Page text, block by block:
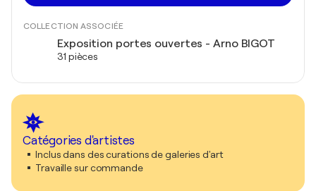
COLLECTION ASSOCIÉE
Exposition portes ouvertes - Arno BIGOT
31 pièces
Catégories d'artistes
Inclus dans des curations de galeries d'art
Travaille sur commande